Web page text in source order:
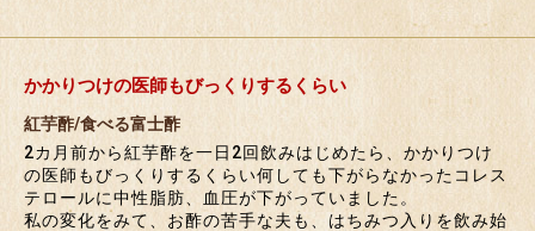
かかりつけの医師もびっくりするくらい
紅芋酢/食べる富士酢
2カ月前から紅芋酢を一日2回飲みはじめたら、かかりつけ
の医師もびっくりするくらい何しても下がらなかったコレス
テロールに中性脂肪、血圧が下がっていました。
私の変化をみて、お酢の苦手な夫も、はちみつ入りを飲み始